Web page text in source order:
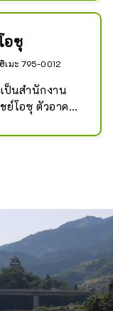
ณฑ์พิเศษของ
ยผลิตภัณฑ์
าที่อำนวย
งคอยปฏิบัติ
อซุ
เมะ 795-0012
ป็นสำนักงาน
โอซุ ตัวอาคาร
วลานั้น Ozu อยู่
จในช่วงเวลา
ฐกิจในขณะนั้น
สูงอย่างไร
กมากมายที่มี
ค้าเบ็ดเตล็ดโอ
ดับญี่ปุ่น งาน
ที่ผลิตโดยศิลปิน